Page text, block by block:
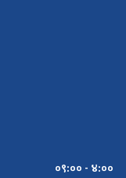
०९:०० - ४:००